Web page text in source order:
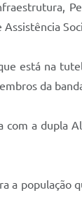
está na
da
a dupla
a população